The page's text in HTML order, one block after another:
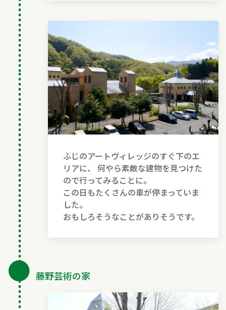
ふじのアートヴィレッジのすぐ下のエ
リアに、 何やら素敵な建物を見つけた
ので行ってみることに。
この日もたくさんの車が停まっていま
した。
おもしろそうなことがありそうです。
● 藤野芸術の家